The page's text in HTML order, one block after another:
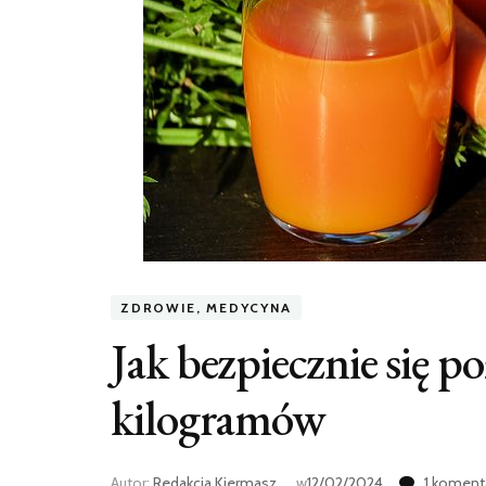
ZDROWIE, MEDYCYNA
Jak bezpiecznie się
kilogramów